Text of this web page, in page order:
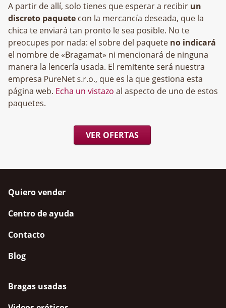
A partir de allí, solo tienes que esperar a recibir un
discreto paquete con la mercancía deseada, que la
chica te enviará tan pronto le sea posible. No te
preocupes por nada: el sobre del paquete no indicará
el nombre de «Bragamat» ni mencionará de ninguna
manera la lencería usada. El remitente será nuestra
empresa
, que es la que gestiona esta
página web. Echa un vistazo al aspecto de uno de estos
paquetes.
VER OFERTAS
Quiero vender
Centro de ayuda
Contacto
Blog
Bragas usadas